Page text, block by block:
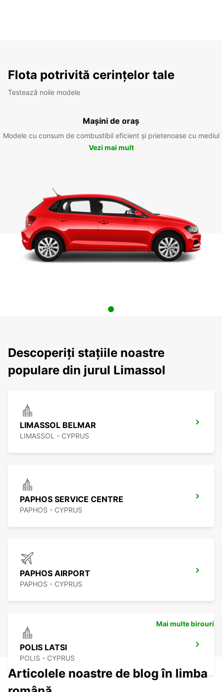
Flota potrivită cerințelor tale
Testează noile modele
Mașini de oraș
Modele cu consum de combustibil eficient și prietenoase cu mediul
Vezi mai mult
Descoperiți stațiile noastre
populare din jurul Limassol
LIMASSOL BELMAR
LIMASSOL - CYPRUS
PAPHOS SERVICE CENTRE
PAPHOS - CYPRUS
PAPHOS AIRPORT
PAPHOS - CYPRUS
POLIS LATSI
POLIS - CYPRUS
Mai multe birouri
Articolele noastre de blog în limba